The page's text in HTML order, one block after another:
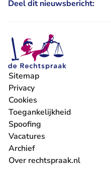
Deel dit nieuwsbericht:
Sitemap
Privacy
Cookies
Toegankelijkheid
Spoofing
Vacatures
- U verlaat Rechtspraak.nl
Archief
Over rechtspraak.nl